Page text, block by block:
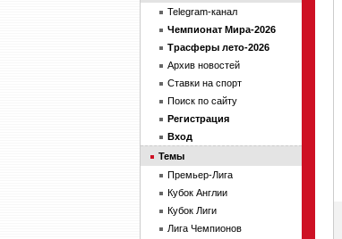
Telegram-канал
Чемпионат Мира-2026
Трасферы лето-2026
Архив новостей
Ставки на спорт
Поиск по сайту
Регистрация
Вход
Темы
Премьер-Лига
Кубок Англии
Кубок Лиги
Лига Чемпионов